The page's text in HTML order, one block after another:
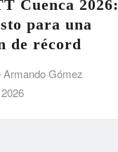
Cuenca 2026:
para una
de récord
Armando Gómez